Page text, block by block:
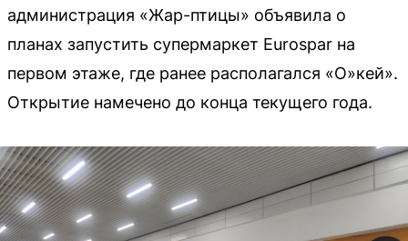
администрация «Жар-птицы» объявила о
планах запустить супермаркет Eurospar на
первом этаже, где ранее располагался «О»кей».
Открытие намечено до конца текущего года.